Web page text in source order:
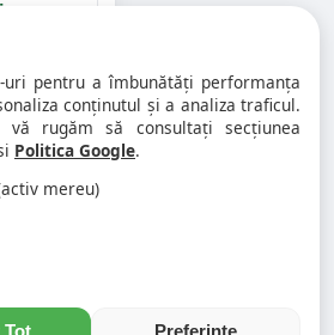
uri pentru a îmbunătăți performanța
conținutul și a analiza traficul.
vă rugăm să consultați secțiunea
Politica Google.
mereu)
Tot Preferinte